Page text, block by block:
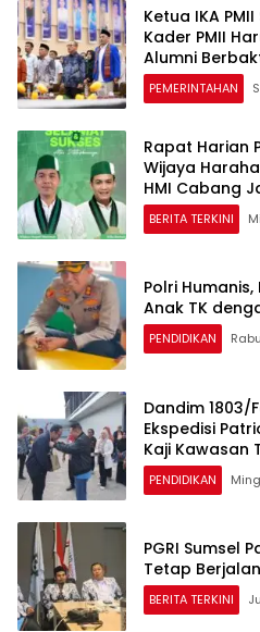
Ketua IKA
Kader PMII
Alumni
PEMERINTAHAN
Rapat Harian
Wijaya
HMI Cabang
BERITA TERKINI
Polri
Anak TK
PENDIDIKAN
Dandim 1803/
Ekspedisi
Kaji Kawasan
PENDIDIKAN
PGRI Sumsel
Tetap Berjalan
BERITA TERKINI